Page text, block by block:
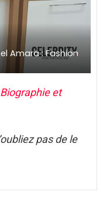
Amara : Fashion
et
pas de le